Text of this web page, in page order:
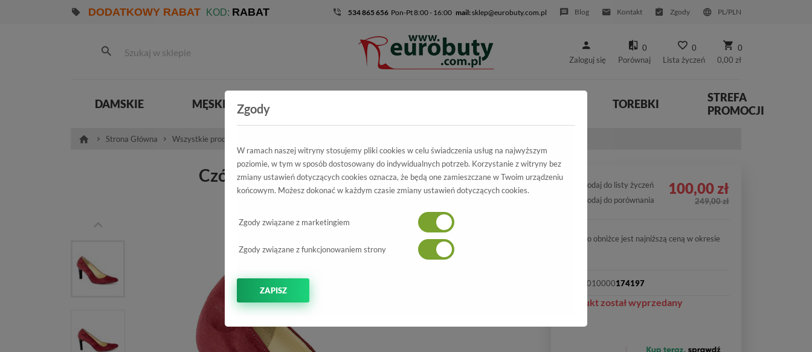
DODATKOWY RABAT KOD: RABAT 534 865 656 Pon-Pt 8:00 - 16:00 mail:sklep@eurobuty.com.pl Blog Kontakt Zgody PL/PLN
Zaloguj się
0
Porównaj
0
Lista życzeń
0
0,00 zł
DAMSKIE MĘSKIE TOREBKI
STREFA
PROMOCJI
Strona Główna Wszystkie produkty
Czółenka Tomex 032 Bordo
Czółenka Tomex 032 Bordo
-60%
Dodaj do listy życzeń
Dodaj do porównania
100,00 zł
249,00 zł
Cena po obniżce jest najniższą ceną w okresie
2010000174197
Produkt został wyprzedany
Zgody
W ramach naszej witryny stosujemy pliki cookies w celu świadczenia usług na najwyższym
poziomie, w tym w sposób dostosowany do indywidualnych potrzeb. Korzystanie z witryny bez
zmiany ustawień dotyczących cookies oznacza, że będą one zamieszczane w Twoim urządzeniu
końcowym. Możesz dokonać w każdym czasie zmiany ustawień dotyczących cookies.
Zgody związane z marketingiem
Zgody związane z funkcjonowaniem strony
ZAPISZ